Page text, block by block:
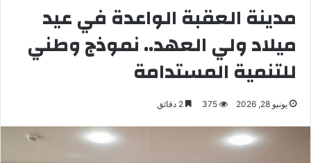
مدينة العقبة الواعدة في عيد
ميلاد ولي العهد.. نموذج وطني
للتنمية المستدامة
يونيو 28, 2026 375